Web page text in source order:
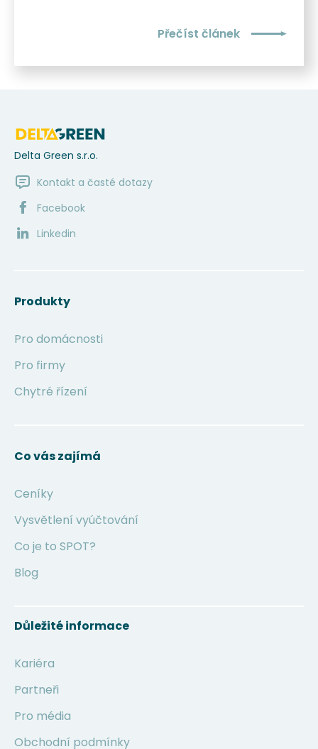
Přečíst článek
Delta Green s.r.o.
Kontakt a časté dotazy
Facebook
Linkedin
Produkty
Pro domácnosti
Pro firmy
Chytré řízení
Co vás zajímá
Ceníky
Vysvětlení vyúčtování
Co je to SPOT?
Blog
Důležité informace
Kariéra
Partneři
Pro média
Obchodní podmínky